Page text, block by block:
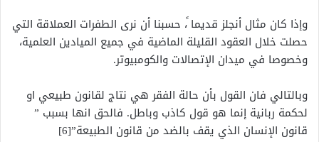
وإذا كان مثال أنجلز قديما ً، حسبنا أن نرى الطفرات العملاقة التي
حصلت خلال العقود القليلة الماضية في جميع الميادين العلمية،
وخصوصا في ميدان الإتصالات والكومبيوتر.
وبالتالي فان القول بأن حالة الفقر هي نتاج لقانون طبيعي او
لحكمة ربانية إنما هو قول كاذب وباطل. فالحق انها بسبب ”
قانون الإنسان الذي يقف بالضد من قانون الطبيعة”[6]